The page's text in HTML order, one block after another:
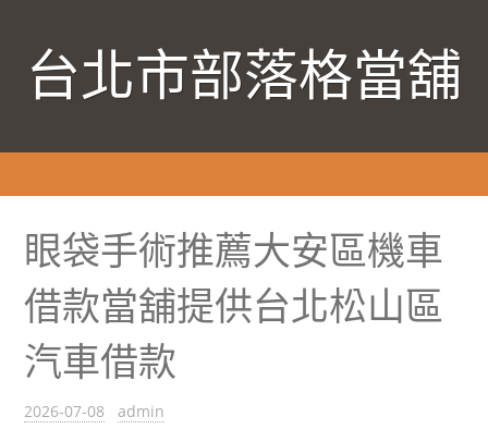
台北市部落格當舖
眼袋手術推薦大安區機車
借款當舖提供台北松山區
汽車借款
2026-07-08 admin